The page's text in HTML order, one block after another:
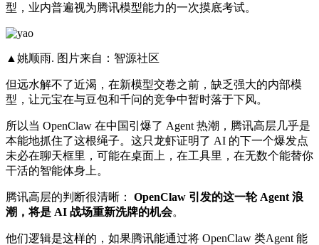
型，业内普遍视为腾讯模型能力的一次摸底考试。
▲姚顺雨. 图片来自：智源社区
但远水解不了近渴，在新模型交卷之前，缺乏强大的内部模
型，让元宝在与豆包和千问的竞争中暂时落于下风。
所以当 OpenClaw 在中国引爆了 Agent 热潮，腾讯高层几乎是
本能地抓住了这根绳子。这只龙虾证明了 AI 的下一个爆发点
未必在聊天框里，可能在桌面上，在工具里，在无数个能替你
干活的智能体身上。
腾讯高层的判断很清晰：
OpenClaw 引发的这一轮 Agent 浪
潮，将是 AI 战场重新洗牌的机会。
他们逻辑是这样的，如果腾讯能通过将 OpenClaw 类Agent 能